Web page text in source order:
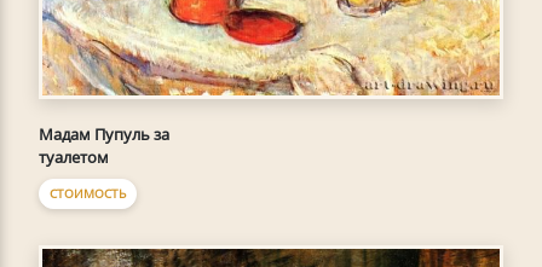
Мадам Пупуль за
туалетом
СТОИМОСТЬ